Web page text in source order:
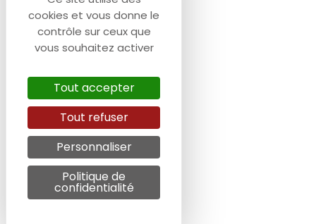
cookies et vous donne le
contrôle sur ceux que
vous souhaitez activer
Tout accepter
Tout refuser
Personnaliser
Politique de
confidentialité